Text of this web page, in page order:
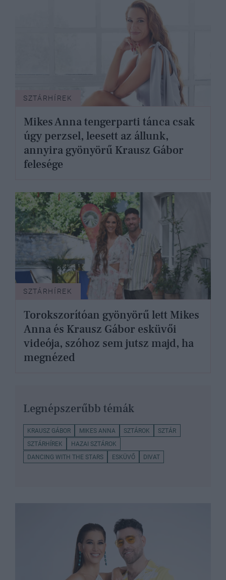
SZTÁRHÍREK
Mikes Anna tengerparti tánca csak
úgy perzsel, leesett az állunk,
annyira gyönyörű Krausz Gábor
felesége
SZTÁRHÍREK
Torokszorítóan gyönyörű lett Mikes
Anna és Krausz Gábor esküvői
videója, szóhoz sem jutsz majd, ha
megnézed
Legnépszerűbb témák
KRAUSZ GÁBOR MIKES ANNA SZTÁROK
SZTÁR
SZTÁRHÍREK
HAZAI SZTÁROK
DANCING WITH THE STARS
ESKÜVŐ DIVAT